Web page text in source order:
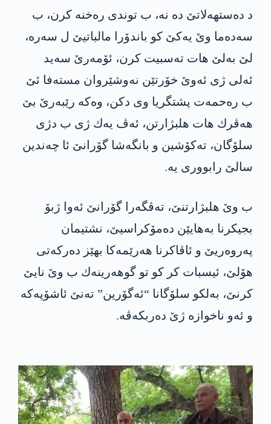
د ده‌ستهه‌لاتێ ده‌ نه‌، ب توندی ره‌خنه‌ كرن، ب
سه‌ده‌ما وێ یه‌كێ كو باندۆرا مالباتیێ ل سه‌ره‌،
لێ به‌لێ هات ته‌سبیت كرن، ئۆمه‌رێ سه‌ید
ئه‌لی ژی ئه‌وێ خۆرتێن نه‌وشێروان مسته‌فا ئێ
ب ره‌حمه‌ت پشتگریا وی دكن، وه‌كه‌ رێبه‌رێ بێ
هه‌ڤرك هات هلبژارتن، ئه‌ڤ یه‌ك ژی ب دژی
سلۆگان، ته‌كۆشین و بانگه‌شا گۆرانێ ئا چه‌ندین
سالێ رابووری یه‌.
ب وێ هلبژارتنێ، ته‌ڤگه‌را گۆرانێ ئه‌وا ژبۆ
بجیكرنا به‌هایێن ده‌مۆكراسیێ، نشتیمان
په‌روه‌ریێ و ئاڤاكرنا هه‌رێمه‌كا بهێز ده‌ركه‌تی
هۆلێ، ئیسبات كر كو تو گوهه‌رینه‌ك ب وێ نایێ
كرنێ، به‌لكو سلۆگانا “ئه‌گۆرین” ته‌نێ ئاشۆپه‌كه‌
و ئه‌و ناخوازه‌ ژێ ده‌ربكه‌ڤه‌.